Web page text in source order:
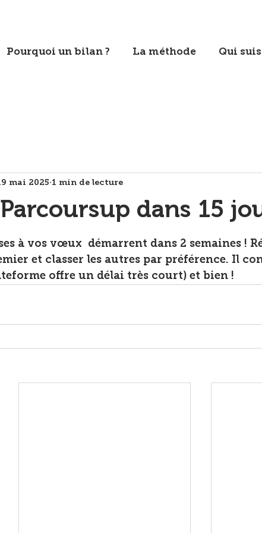
Pourquoi un bilan ? La méthode Qui
dans 15
mai 2025 1 min de lecture
à vos vœux  démarrent dans 2 semaines !
et classer les autres par préférence. Il
offre un délai très court) et bien !